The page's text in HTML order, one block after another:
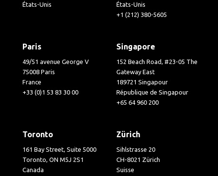
États-Unis
États-Unis
+1 (212) 380-5605
Paris
49/51 avenue George V
75008 Paris
France
+33 (0)1 53 83 30 00
Singapore
152 Beach Road, #23-05 The
Gateway East
189721 Singapour
République de Singapour
+65 64 960 200
Toronto
161 Bay Street, Suite 5000
Toronto, ON M5J 2S1
Canada
Zürich
Sihlstrasse 20
CH-8021 Zürich
Suisse